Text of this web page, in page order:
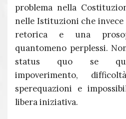
problema nella
nelle Istituzioni che
retorica e una
quantomeno perplessi.
status quo se
impoverimento,
sperequazioni e
libera iniziativa.